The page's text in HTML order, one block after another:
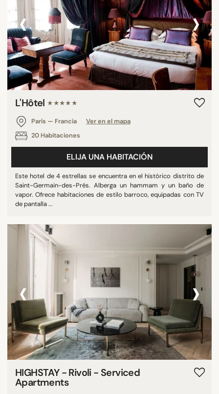
‹ ›
L'Hôtel ★★★★★
París — Francia
Ver en el mapa
20 Habitaciones
ELIJA UNA HABITACIÓN
Este hotel de 4 estrellas se encuentra en el histórico distrito de
Saint-Germain-des-Prés. Alberga un hammam y un baño de
vapor. Ofrece habitaciones de estilo barroco, equipadas con TV
de pantalla ...
‹ ›
HIGHSTAY - Rivoli - Serviced
Apartments